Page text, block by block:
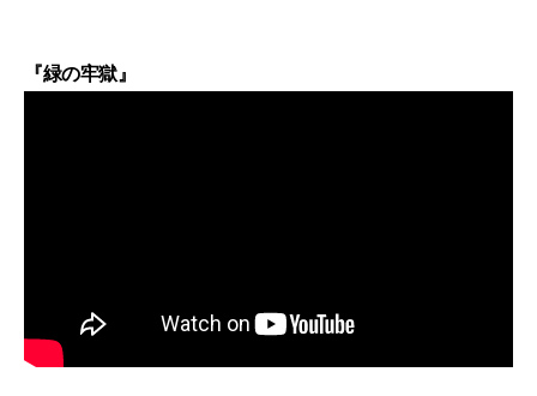
『緑の牢獄』